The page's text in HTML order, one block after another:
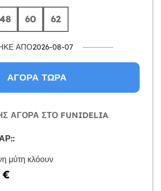
48 60 62
ΑΠΌ2026-08-07
ΑΓΟΡΆ ΤΏΡΑ
ΑΓΟΡΆ ΣΤΟ FUNIDELIA
μύτη κλόουν
€